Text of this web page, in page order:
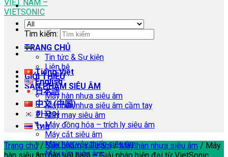
TRANG CHỦ
Tin tức & Sự kiện
Liên hệ
GIỚI THIỆU
SẢN PHẨM SIÊU ÂM
Máy hàn nhựa siêu âm
Máy hàn nhựa siêu âm cầm tay
Máy may siêu âm
Máy đồng hóa – trích ly siêu âm
Máy cắt siêu âm
Máy hàn vảy thiếc siêu âm
Máy rửa siêu âm
Tìm kiếm:
Tiếng Việt
English
日本語
中文 (中国)
한국어
ไทย
Trang chủ / Sản phẩm siêu âm / Máy hàn nhựa siêu âm / Máy